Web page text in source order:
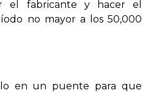
el fabricante y hacer el
no mayor a los 50,000
en un puente para que